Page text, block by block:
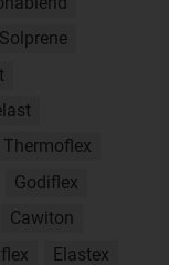
Solprene
Thermoflex
Godiflex
Cawiton
Elastex